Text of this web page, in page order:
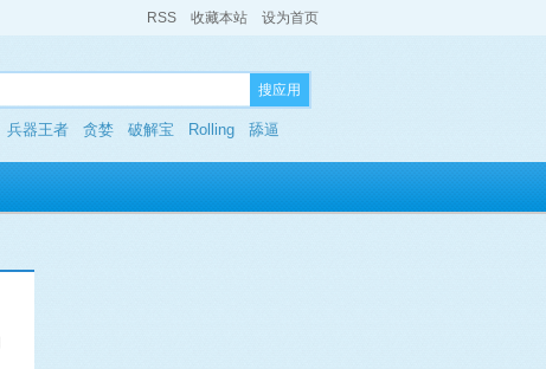
RSS 收藏本站 设为首页
搜应用
兵器王者 贪婪 破解宝 Rolling 舔逼